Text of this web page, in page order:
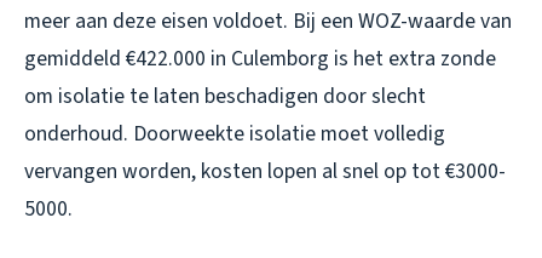
meer aan deze eisen voldoet. Bij een WOZ-waarde van
gemiddeld €422.000 in Culemborg is het extra zonde
om isolatie te laten beschadigen door slecht
onderhoud. Doorweekte isolatie moet volledig
vervangen worden, kosten lopen al snel op tot €3000-
5000.